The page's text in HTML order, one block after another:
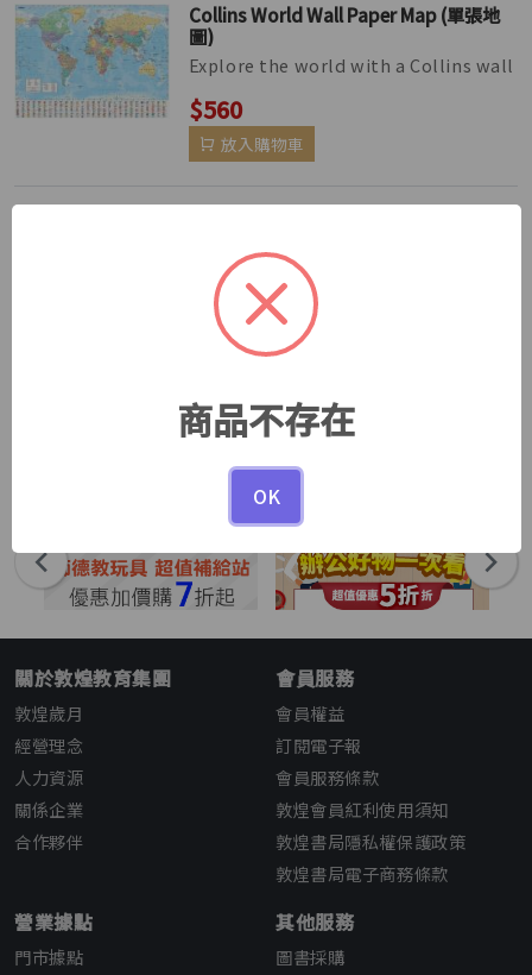
Collins World Wall Paper Map (單張地
圖)
Explore the world with a Collins wall
map Fully updated world map to
include the latest political ch...
$560
放入購物車
The Historical Atlas of the World
presents important periods and
turning points in 5,000 years of wo...
$420
放入購物車
1 / 1
關於敦煌教育集團
敦煌歲月
經營理念
人力資源
關係企業
合作夥伴
會員服務
會員權益
訂閱電子報
會員服務條款
敦煌會員紅利使用須知
敦煌書局隱私權保護政策
敦煌書局電子商務條款
營業據點
門市據點
其他服務
圖書採購
商品不存在
OK